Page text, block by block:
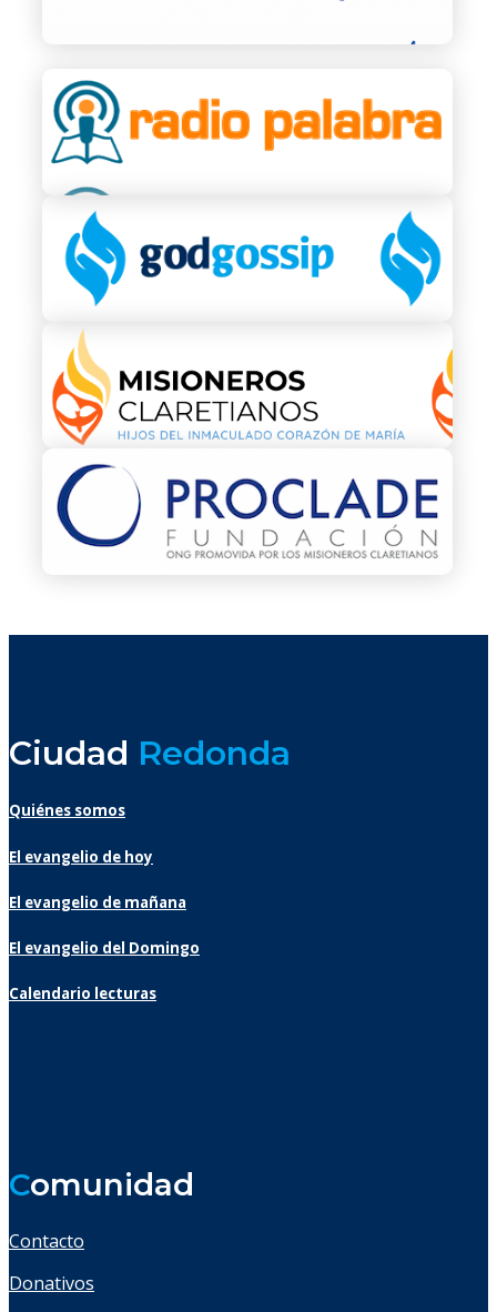
Ciudad Redonda
Quiénes somos
El evangelio de hoy
El evangelio de mañana
El evangelio del Domingo
Calendario lecturas
Comunidad
Contacto
Donativos